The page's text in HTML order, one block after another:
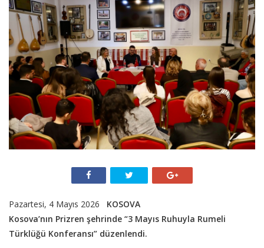
Pazartesi, 4 Mayıs 2026
KOSOVA
Kosova’nın Prizren şehrinde “3 Mayıs Ruhuyla Rumeli
Türklüğü Konferansı” düzenlendi.